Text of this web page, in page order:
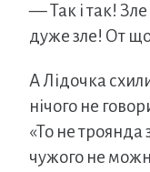
— Так і так!
дуже зле! От
А Лідочка
нічого не
«То не
чужого не